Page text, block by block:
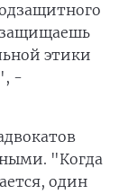
защищаешь
этики
-
"Когда
один